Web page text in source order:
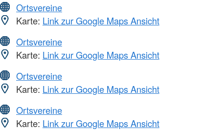
Ortsvereine
Karte: Link zur Google Maps Ansicht
Ortsvereine
Karte: Link zur Google Maps Ansicht
Ortsvereine
Karte: Link zur Google Maps Ansicht
Ortsvereine
Karte: Link zur Google Maps Ansicht